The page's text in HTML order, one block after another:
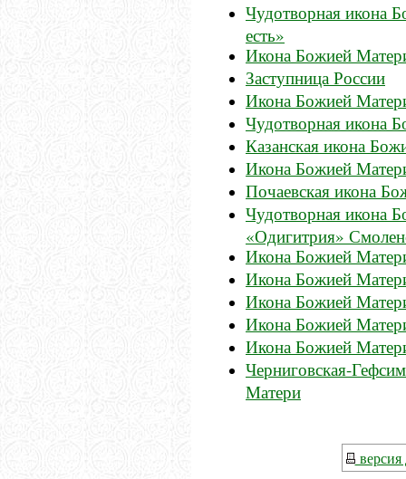
Чудотворная икона
есть»
Икона Божией
Заступница России
Икона Божией
Чудотворная икона
Казанская икона
Икона Божией
Почаевская икона
Чудотворная икона
«Одигитрия»
Икона Божией
Икона Божией
Икона Божией
Икона Божией
Икона Божией
Черниговская-
Матери
версия